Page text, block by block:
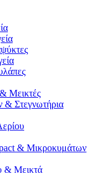
Μεικτές
& Στεγνωτήρια
& Μικροκυμάτων
& Μεικτά